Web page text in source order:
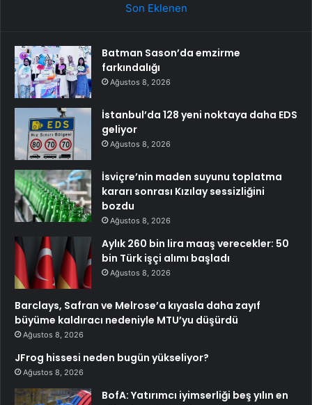
Son Eklenen
Batman Sason’da emzirme
farkındalığı
Ağustos 8, 2026
İstanbul’da 128 yeni noktaya daha EDS
geliyor
Ağustos 8, 2026
İsviçre’nin maden suyunu toplatma
kararı sonrası Kızılay sessizliğini
bozdu
Ağustos 8, 2026
Aylık 260 bin lira maaş verecekler: 50
bin Türk işçi alımı başladı
Ağustos 8, 2026
Barclays, Safran ve Melrose’a kıyasla daha zayıf
büyüme kaldıracı nedeniyle MTU’yu düşürdü
Ağustos 8, 2026
JFrog hissesi neden bugün yükseliyor?
Ağustos 8, 2026
BofA: Yatırımcı iyimserliği beş yılın en